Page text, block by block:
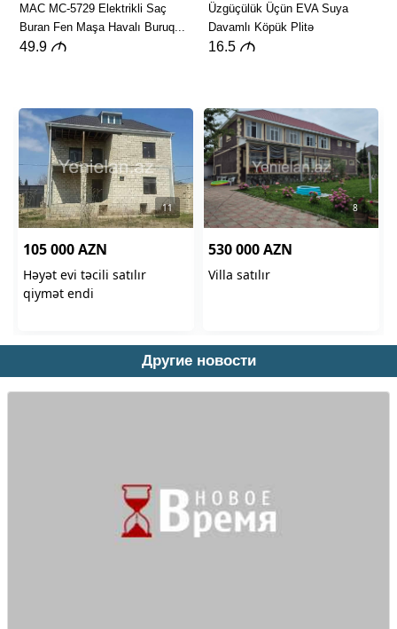
Другие новости